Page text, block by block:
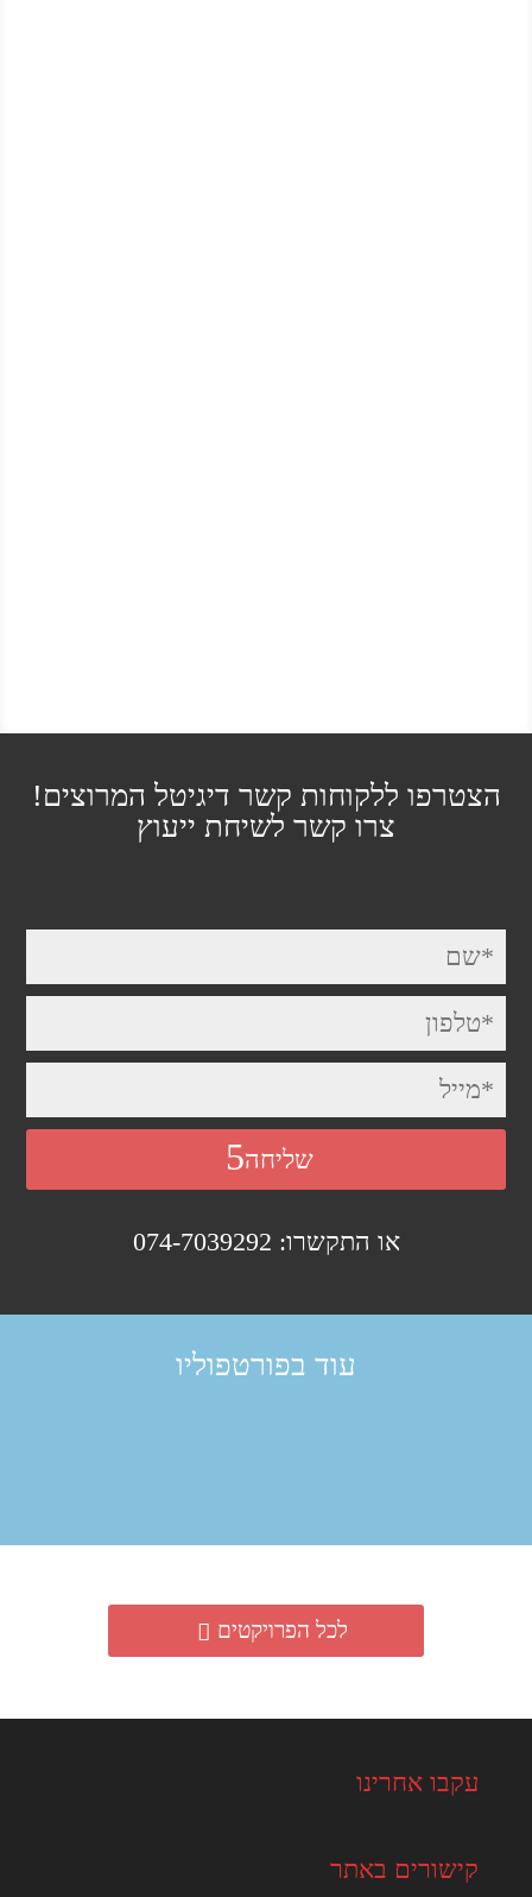
הצטרפו ללקוחות קשר דיגיטל המרוצים!
צרו קשר לשיחת ייעוץ
שליחה
או התקשרו: 074-7039292
עוד בפורטפוליו
לכל הפרויקטים
עקבו אחרינו
קישורים באתר